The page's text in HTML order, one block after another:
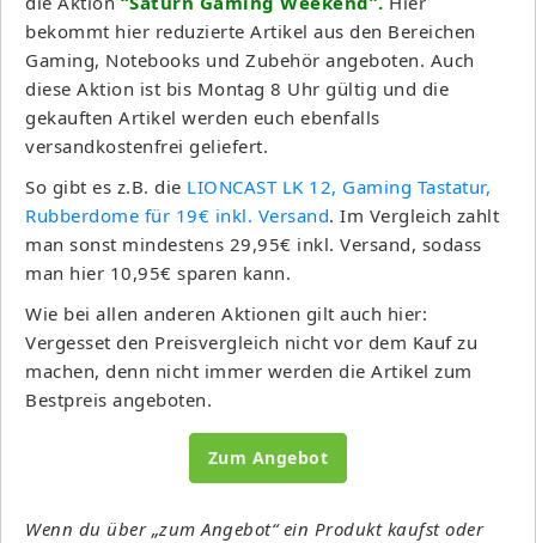
bekommt hier reduzierte Artikel aus den Bereichen
Gaming, Notebooks und Zubehör angeboten. Auch
diese Aktion ist bis Montag 8 Uhr gültig und die
gekauften Artikel werden euch ebenfalls
versandkostenfrei geliefert.
So gibt es z.B. die LIONCAST LK 12, Gaming Tastatur,
Rubberdome für 19€ inkl. Versand. Im Vergleich zahlt
man sonst mindestens 29,95€ inkl. Versand, sodass
man hier 10,95€ sparen kann.
Wie bei allen anderen Aktionen gilt auch hier:
Vergesset den Preisvergleich nicht vor dem Kauf zu
machen, denn nicht immer werden die Artikel zum
Bestpreis angeboten.
Zum Angebot
Wenn du über „zum Angebot“ ein Produkt kaufst oder